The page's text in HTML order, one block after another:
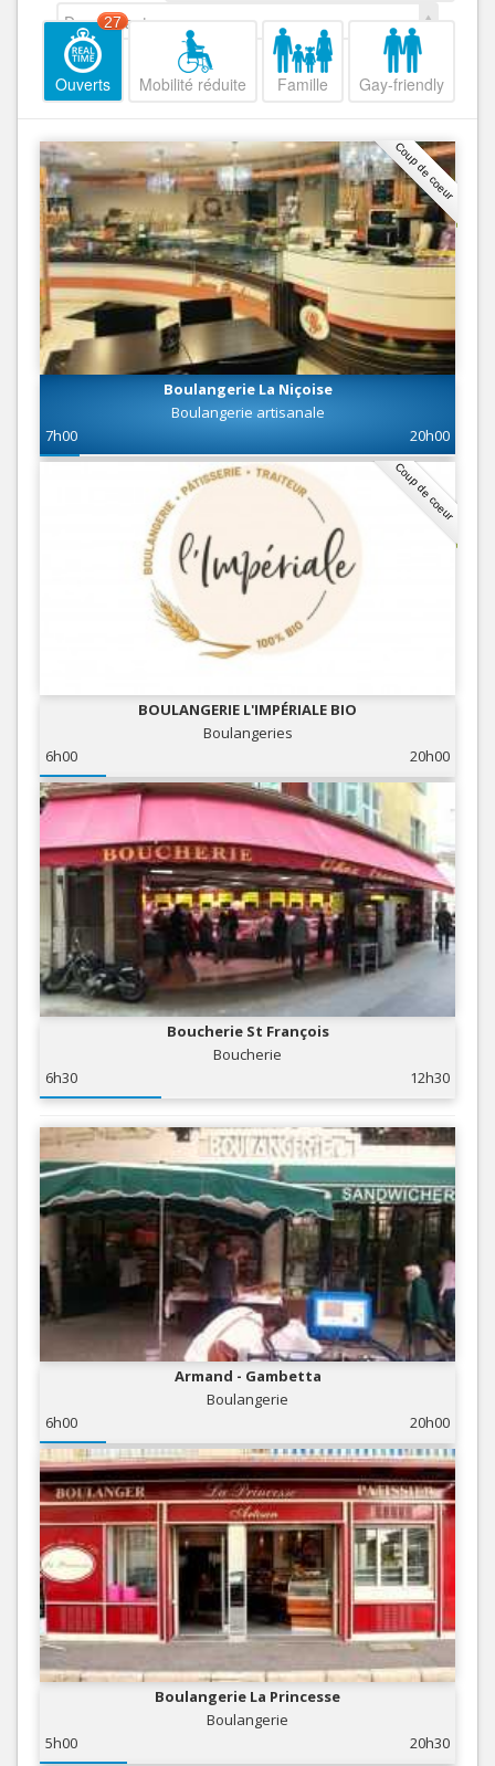
Decroissant
Ouverts
27
Mobilité réduite Famille Gay-friendly
Coup de coeur
Boulangerie La Niçoise
Boulangerie artisanale
7h00
20h00
Coup de coeur
BOULANGERIE L'IMPÉRIALE BIO
Boulangeries
6h00
20h00
Boucherie St François
Boucherie
6h30
12h30
Armand - Gambetta
Boulangerie
6h00
20h00
Boulangerie La Princesse
Boulangerie
5h00
20h30